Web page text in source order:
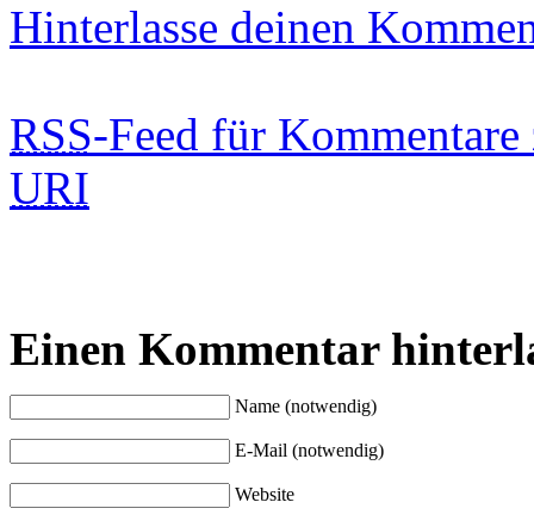
Hinterlasse deinen
RSS-Feed für
URI
Einen Kommentar
Name (notwendig)
E-Mail (notwendig)
Website